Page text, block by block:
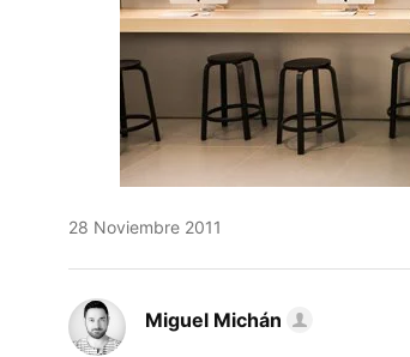
28 Noviembre 2011
Miguel Michán